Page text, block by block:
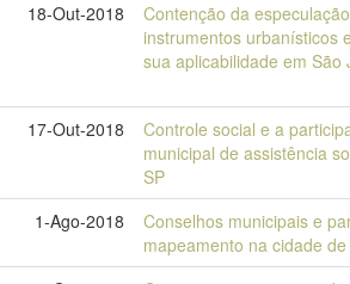
18-Out-2018
Contenção da
instrumentos urbanísticos
sua aplicabilidade em São
17-Out-2018
Controle social e a
municipal de assistência
SP
1-Ago-2018
Conselhos municipais e
mapeamento na cidade